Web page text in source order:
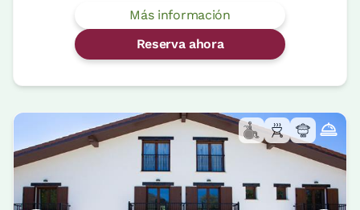
Más información
Reserva ahora